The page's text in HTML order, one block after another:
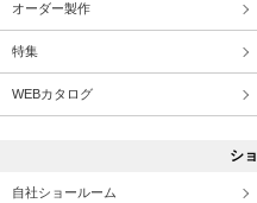
オーダー製作
特集
WEBカタログ
シ
自社ショールーム